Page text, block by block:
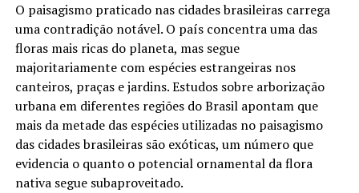
O paisagismo praticado nas cidades brasileiras carrega
uma contradição notável. O país concentra uma das
floras mais ricas do planeta, mas segue
majoritariamente com espécies estrangeiras nos
canteiros, praças e jardins. Estudos sobre arborização
urbana em diferentes regiões do Brasil apontam que
mais da metade das espécies utilizadas no paisagismo
das cidades brasileiras são exóticas, um número que
evidencia o quanto o potencial ornamental da flora
nativa segue subaproveitado.